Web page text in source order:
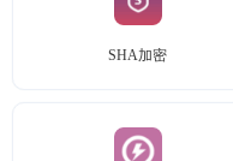
SHA加密